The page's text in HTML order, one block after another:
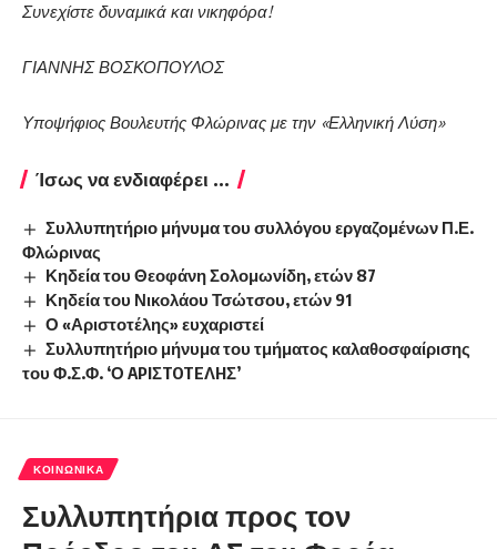
Συνεχίστε δυναμικά και νικηφόρα!
ΓΙΑΝΝΗΣ ΒΟΣΚΟΠΟΥΛΟΣ
Υποψήφιος Βουλευτής Φλώρινας με την «Ελληνική Λύση»
Ίσως να ενδιαφέρει ...
Συλλυπητήριο μήνυμα του συλλόγου εργαζομένων Π.Ε.
Φλώρινας
Κηδεία του Θεοφάνη Σολομωνίδη, ετών 87
Κηδεία του Νικολάου Τσώτσου, ετών 91
Ο «Αριστοτέλης» ευχαριστεί
Συλλυπητήριο μήνυμα του τμήματος καλαθοσφαίρισης
του Φ.Σ.Φ. ‘Ο APIΣTOTEΛHΣ’
ΚΟΙΝΩΝΙΚΆ
Συλλυπητήρια προς τον